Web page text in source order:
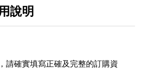
說明
請確實填寫正確及完整的訂購資